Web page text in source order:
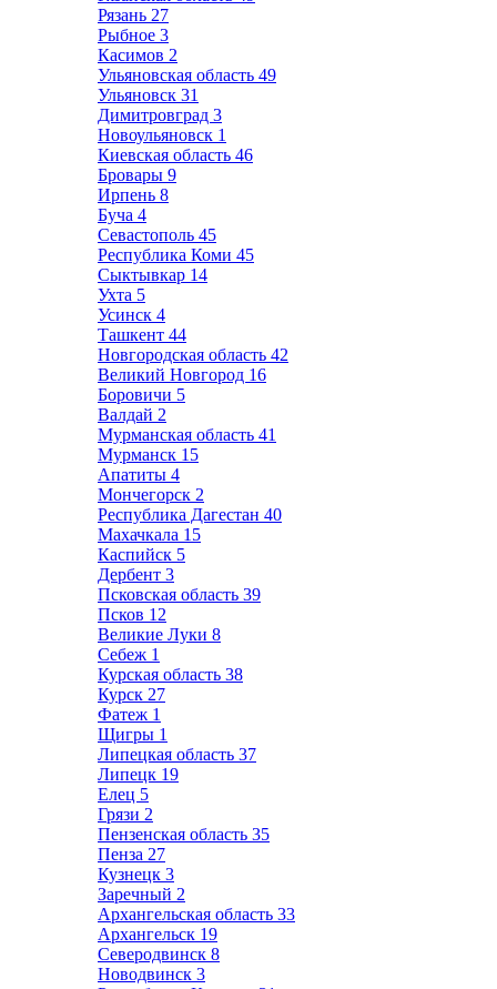
Рязань 27
Рыбное 3
Касимов 2
Ульяновская область 49
Ульяновск 31
Димитровград 3
Новоульяновск 1
Киевская область 46
Бровары 9
Ирпень 8
Буча 4
Севастополь 45
Республика Коми 45
Сыктывкар 14
Ухта 5
Усинск 4
Ташкент 44
Новгородская область 42
Великий Новгород 16
Боровичи 5
Валдай 2
Мурманская область 41
Мурманск 15
Апатиты 4
Мончегорск 2
Республика Дагестан 40
Махачкала 15
Каспийск 5
Дербент 3
Псковская область 39
Псков 12
Великие Луки 8
Себеж 1
Курская область 38
Курск 27
Фатеж 1
Щигры 1
Липецкая область 37
Липецк 19
Елец 5
Грязи 2
Пензенская область 35
Пенза 27
Кузнецк 3
Заречный 2
Архангельская область 33
Архангельск 19
Северодвинск 8
Новодвинск 3